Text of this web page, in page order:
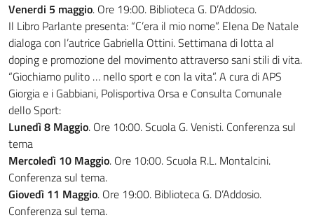
Venerdi 5 maggio. Ore 19:00. Biblioteca G. D’Addosio.
Il Libro Parlante presenta: “C’era il mio nome”. Elena De Natale
dialoga con l’autrice Gabriella Ottini. Settimana di lotta al
doping e promozione del movimento attraverso sani stili di vita.
“Giochiamo pulito … nello sport e con la vita”. A cura di APS
Giorgia e i Gabbiani, Polisportiva Orsa e Consulta Comunale
dello Sport:
Lunedì 8 Maggio. Ore 10:00. Scuola G. Venisti. Conferenza sul
tema
Mercoledì 10 Maggio. Ore 10:00. Scuola R.L. Montalcini.
Conferenza sul tema.
Giovedì 11 Maggio. Ore 19:00. Biblioteca G. D’Addosio.
Conferenza sul tema.